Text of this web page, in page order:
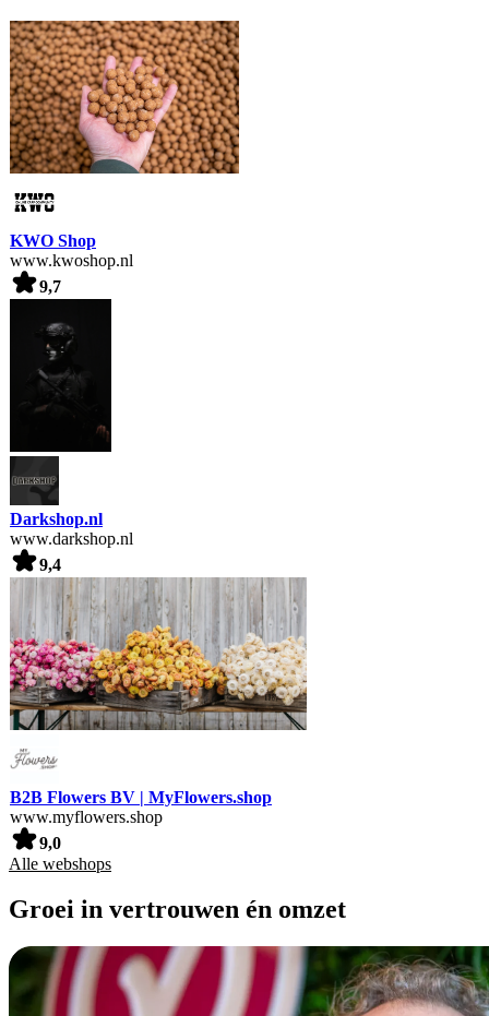
KWO Shop
www.kwoshop.nl
9,7
Darkshop.nl
www.darkshop.nl
9,4
B2B Flowers BV | MyFlowers.shop
www.myflowers.shop
9,0
Alle webshops
Groei in vertrouwen én omzet